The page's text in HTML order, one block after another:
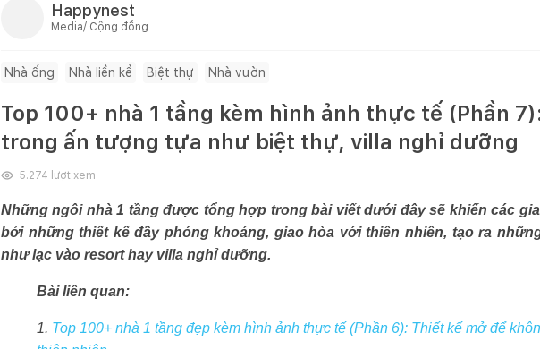
Happynest
Media/ Cộng đồng
Nhà ống Nhà liền kề Biệt thự Nhà vườn
Top 100+ nhà 1 tầng kèm hình ảnh thực tế (Phần
trong ấn tượng tựa như biệt thự, villa nghỉ dưỡng
5.274 lượt xem
Những ngôi nhà 1 tầng được tổng hợp trong bài viết dưới đây sẽ khiến các
bởi những thiết kế đầy phóng khoáng, giao hòa với thiên nhiên, tạo ra
như lạc vào resort hay villa nghỉ dưỡng.
Bài liên quan:
1. Top 100+ nhà 1 tầng đẹp kèm hình ảnh thực tế (Phần 6): Thiết kế mở để